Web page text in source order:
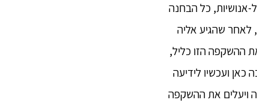
אנושיות, כל הבחנה
לאחר שהגיע אליה
ההשקפה הזו כליל,
כאן ועכשיו לידיעה
ויעלים את ההשקפה